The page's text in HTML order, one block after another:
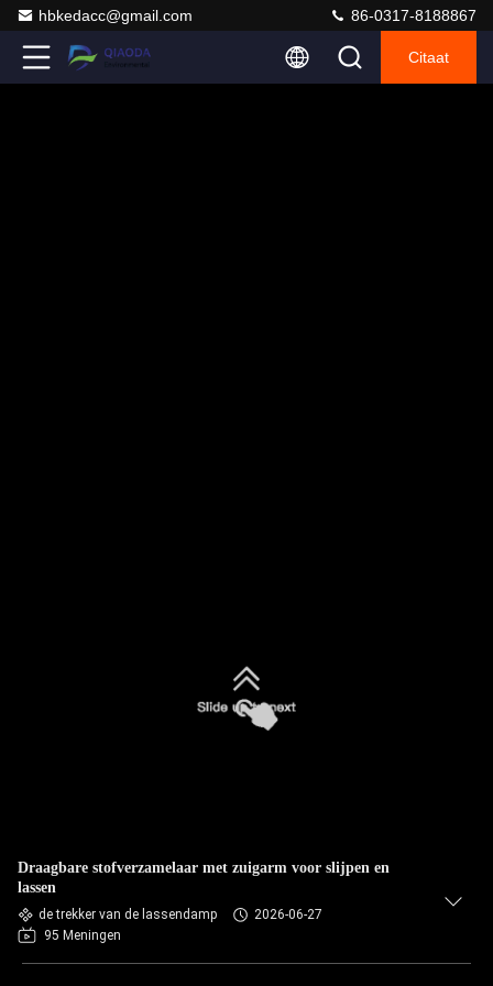
hbkedacc@gmail.com 86-0317-8188867
Citaat
Draagbare stofverzamelaar met zuigarm voor slijpen en
lassen
de trekker van de lassendamp
2026-06-27
95 Meningen